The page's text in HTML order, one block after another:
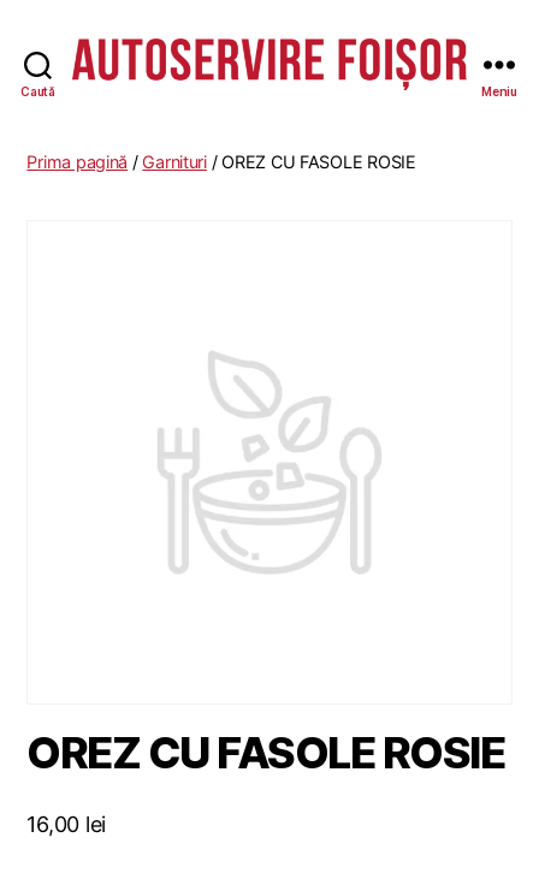
Caută Meniu
Prima pagină /Garnituri/ OREZ CU FASOLE ROSIE
OREZ CU FASOLE ROSIE
16,00 lei